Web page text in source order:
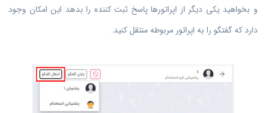
و بخواهید یکی دیگر از اپراتورها پاسخ ثبت کننده را بدهد این امکان وجود
دارد که گفتگو را به اپراتور مربوطه منتقل کنید.